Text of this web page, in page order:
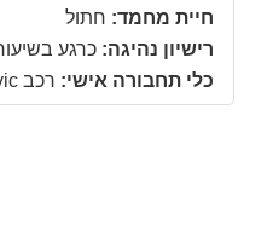
חיית מחמד: חתול
רישיון נהיגה: כרגע
כלי תחבורה אישי: רכב Honda Civic